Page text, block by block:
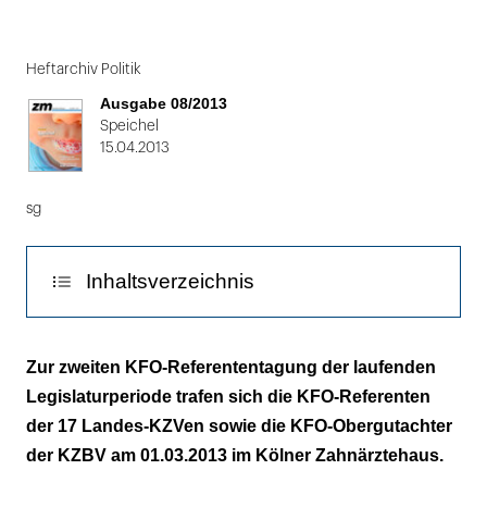
1
von
Heftarchiv Politik
Ausgabe 08/2013
Speichel
15.04.2013
sg
Inhaltsverzeichnis
Die Indikationsgruppen
Vielfacher Konsens
Zur zweiten KFO-Referententagung der laufenden
Legislaturperiode trafen sich die KFO-Referenten
der 17 Landes-KZVen sowie die KFO-Obergutachter
der KZBV am 01.03.2013 im Kölner Zahnärztehaus.